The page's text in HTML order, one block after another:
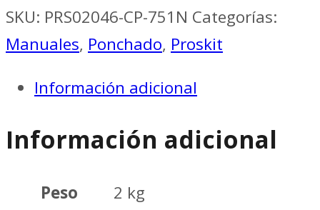
Compacto
de
para
Terminal
sin
SKU: PRS02046-CP-751N Categorías:
Manuales, Ponchado, Proskit
Información adicional
Información adicional
Peso
2 kg